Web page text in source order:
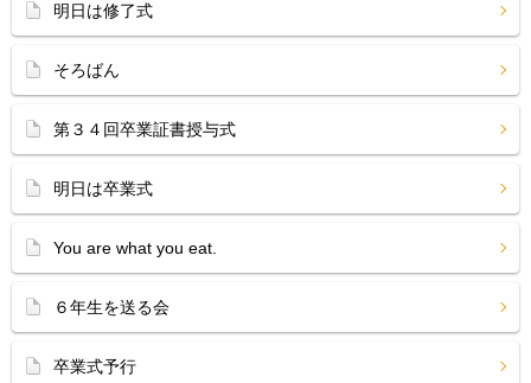
明日は修了式
そろばん
第３４回卒業証書授与式
明日は卒業式
You are what you eat.
６年生を送る会
卒業式予行